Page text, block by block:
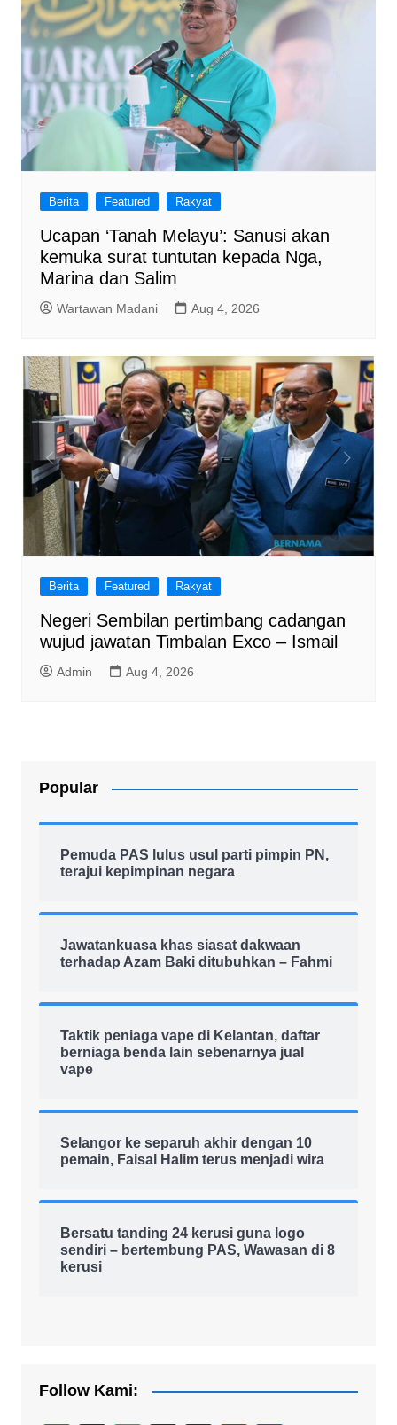
Berita Featured Rakyat
Ucapan ‘Tanah Melayu’: Sanusi akan
kemuka surat tuntutan kepada Nga,
Marina dan Salim
Wartawan Madani Aug 4, 2026
Berita Featured Rakyat
Negeri Sembilan pertimbang cadangan
wujud jawatan Timbalan Exco – Ismail
Admin Aug 4, 2026
Popular
Pemuda PAS lulus usul parti pimpin PN,
terajui kepimpinan negara
Jawatankuasa khas siasat dakwaan
terhadap Azam Baki ditubuhkan – Fahmi
Taktik peniaga vape di Kelantan, daftar
berniaga benda lain sebenarnya jual
vape
Selangor ke separuh akhir dengan 10
pemain, Faisal Halim terus menjadi wira
Bersatu tanding 24 kerusi guna logo
sendiri – bertembung PAS, Wawasan di 8
kerusi
Follow Kami: